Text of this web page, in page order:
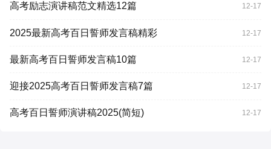
高考励志演讲稿范文精选12篇 12-17
2025最新高考百日誓师发言稿精彩 12-17
最新高考百日誓师发言稿10篇 12-17
迎接2025高考百日誓师发言稿7篇 12-17
高考百日誓师演讲稿2025(简短) 12-17